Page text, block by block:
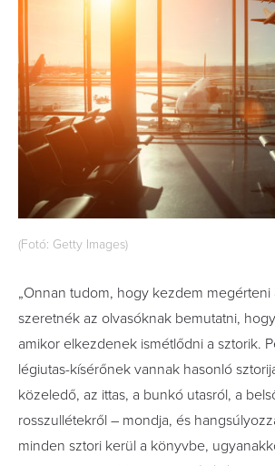
(Fotó: Getty Images)
„Onnan tudom, hogy kezdem megérteni
szeretnék az olvasóknak bemutatni,
amikor elkezdenek ismétlődni a sztorik.
légiutas-kísérőnek vannak hasonló
közeledő, az ittas, a bunkó utasról, a
rosszullétekről – mondja, és
minden sztori kerül a könyvbe,